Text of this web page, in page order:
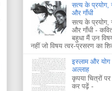
सत्य के प्रयोग,
और गाँधी
सत्य के प्रयोग,
और गाँधी -
बहुधा मैं उन
नहीं जो विषय त्वर-प्रसरण का
इस्लाम और
अल्लाह
कृपया चित्रों
कर पढ़ें -